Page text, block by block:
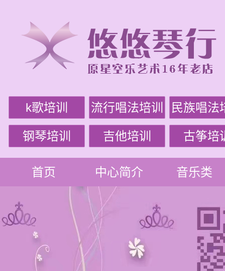
k歌培训 流行唱法培训 民族唱法
钢琴培训 吉他培训 古筝培
首页 中心简介 音乐类